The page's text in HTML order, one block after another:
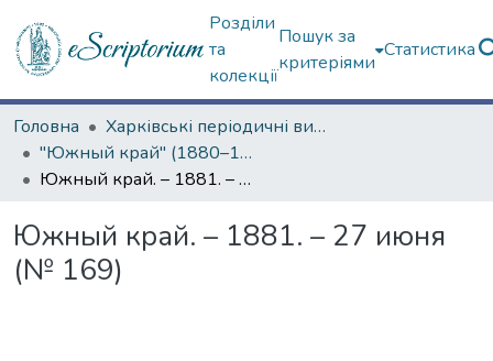
Розділи
та
колекції
Пошук за
критеріями
Статистика
Головна
Харківські періодичні видання
"Южный край" (1880–1919 гг.)
Южный край. – 1881. – 27 июня (№ 169)
Южный край. – 1881. – 27 июня
(№ 169)